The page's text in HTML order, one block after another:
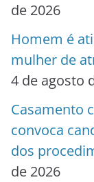
de 2026
Homem é
mulher de
4 de agosto
Casamento
convoca
dos
de 2026